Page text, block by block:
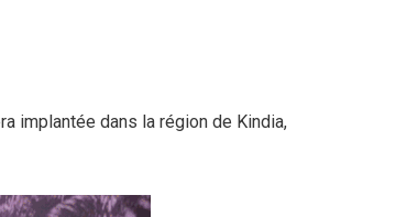
implantée dans la région de Kindia,